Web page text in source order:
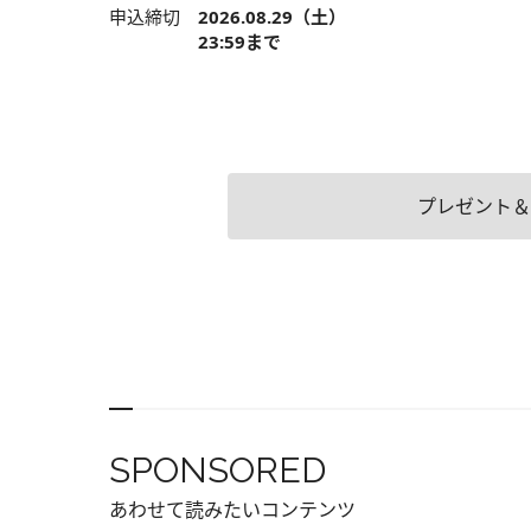
申込締切 2026.08.29（土）
23:59まで
プレゼント
SPONSORED
あわせて読みたいコンテンツ